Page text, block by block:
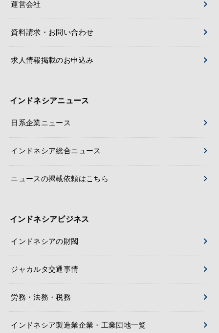
運営会社
資料請求・お問い合わせ
求人情報掲載のお申込み
インドネシアニュース
日系企業ニュース
インドネシア総合ニュース
ニュースの掲載依頼はこちら
インドネシアビジネス
インドネシアの財閥
ジャカルタ交通事情
労務・法務・税務
インドネシア製造業企業・工業団地一覧